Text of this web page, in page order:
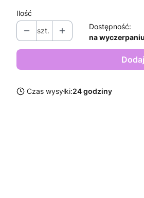
Ilość
szt.
Dostępność:
na wyczerpaniu
Czas wysyłki:24 godziny